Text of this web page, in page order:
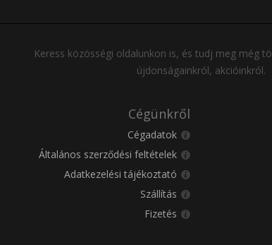
Keress közösségi oldalunkon is, és tudj meg még
újdonságainkról, akcióinkról.
Cégünkről
Cégadatok
Általános szerződési feltételek
Adatkezelési tájékoztató
Szállítás
Fizetés